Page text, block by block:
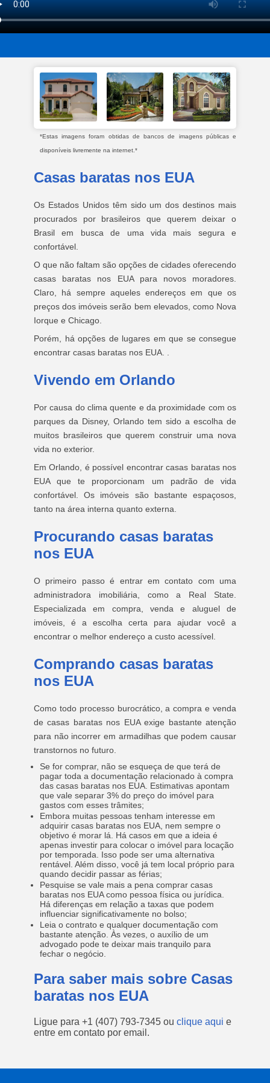
*Estas imagens foram obtidas de bancos de imagens públicas e
disponíveis livremente na internet.*
Casas baratas nos EUA
Os Estados Unidos têm sido um dos destinos mais
procurados por brasileiros que querem deixar o
Brasil em busca de uma vida mais segura e
confortável.
O que não faltam são opções de cidades oferecendo
casas baratas nos EUA para novos moradores.
Claro, há sempre aqueles endereços em que os
preços dos imóveis serão bem elevados, como Nova
Iorque e Chicago.
Porém, há opções de lugares em que se consegue
encontrar casas baratas nos EUA. .
Vivendo em Orlando
Por causa do clima quente e da proximidade com os
parques da Disney, Orlando tem sido a escolha de
muitos brasileiros que querem construir uma nova
vida no exterior.
Em Orlando, é possível encontrar casas baratas nos
EUA que te proporcionam um padrão de vida
confortável. Os imóveis são bastante espaçosos,
tanto na área interna quanto externa.
Procurando casas baratas
nos EUA
O primeiro passo é entrar em contato com uma
administradora imobiliária, como a Real State.
Especializada em compra, venda e aluguel de
imóveis, é a escolha certa para ajudar você a
encontrar o melhor endereço a custo acessível.
Comprando casas baratas
nos EUA
Como todo processo burocrático, a compra e venda
de casas baratas nos EUA exige bastante atenção
para não incorrer em armadilhas que podem causar
transtornos no futuro.
Se for comprar, não se esqueça de que terá de
pagar toda a documentação relacionado à compra
das casas baratas nos EUA. Estimativas apontam
que vale separar 3% do preço do imóvel para
gastos com esses trâmites;
Embora muitas pessoas tenham interesse em
adquirir casas baratas nos EUA, nem sempre o
objetivo é morar lá. Há casos em que a ideia é
apenas investir para colocar o imóvel para locação
por temporada. Isso pode ser uma alternativa
rentável. Além disso, você já tem local próprio para
quando decidir passar as férias;
Pesquise se vale mais a pena comprar casas
baratas nos EUA como pessoa física ou jurídica.
Há diferenças em relação a taxas que podem
influenciar significativamente no bolso;
Leia o contrato e qualquer documentação com
bastante atenção. Às vezes, o auxílio de um
advogado pode te deixar mais tranquilo para
fechar o negócio.
Para saber mais sobre Casas
baratas nos EUA
Ligue para +1 (407) 793-7345 ou clique aqui e
entre em contato por email.